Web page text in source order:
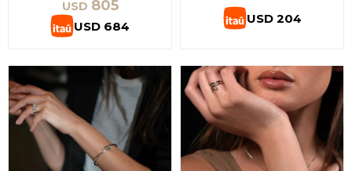
USD 805
USD 684
USD 204